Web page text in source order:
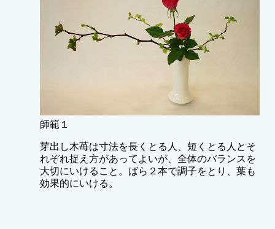
師範１
芽出し木苺は寸法を長くとる人、短くとる人とそ
れぞれ捉え方があってよいが、全体のバランスを
大切にいけること。ばら２本で調子をとり、葉も
効果的にいける。